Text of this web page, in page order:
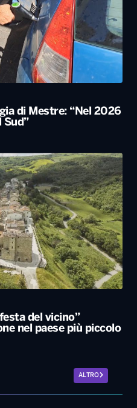
di Mestre: “Nel 2026
del vicino”
nel paese più piccolo
ALTRO